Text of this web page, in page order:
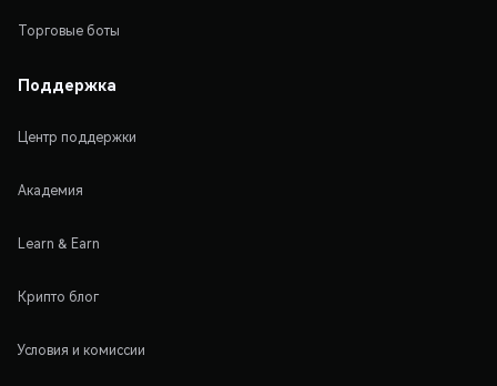
Торговые боты
Поддержка
Центр поддержки
Академия
Learn & Earn
Крипто блог
Условия и комиссии